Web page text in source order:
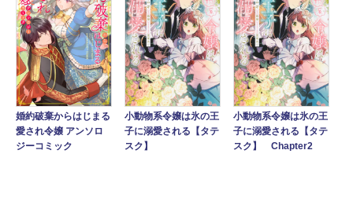
婚約破棄からはじまる
愛され令嬢 アンソロ
ジーコミック
小動物系令嬢は氷の王
子に溺愛される【タテ
スク】
小動物系令嬢は氷の王
子に溺愛される【タテ
スク】 Chapter2